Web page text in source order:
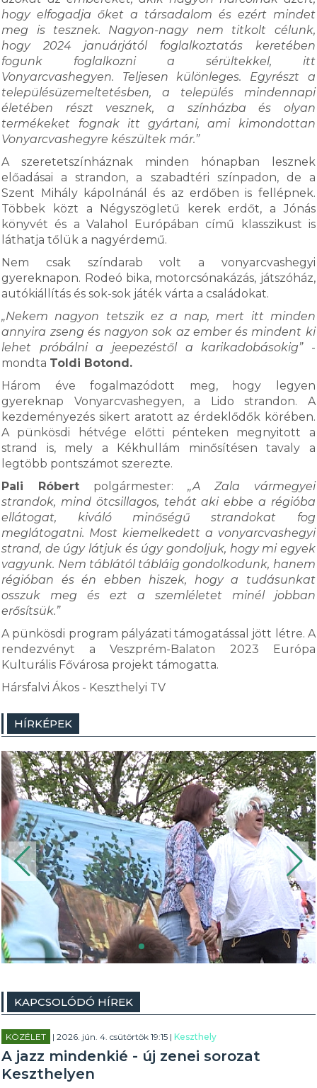
hogy elfogadja őket a társadalom és ezért mindet
meg is tesznek. Nagyon-nagy nem titkolt célunk,
hogy 2024 januárjától foglalkoztatás keretében
fogunk foglalkozni a sérültekkel, itt
Vonyarcvashegyen. Teljesen különleges. Egyrészt a
településüzemeltetésben, a település mindennapi
életében részt vesznek, a színházba és olyan
termékeket fognak itt gyártani, ami kimondottan
Vonyarcvashegyre készültek már.”
A szeretetszínháznak minden hónapban lesznek
előadásai a strandon, a szabadtéri színpadon, de a
Szent Mihály kápolnánál és az erdőben is fellépnek.
Többek közt a Négyszögletű kerek erdőt, a Jónás
könyvét és a Valahol Európában című klasszikust is
láthatja tőlük a nagyérdemű.
Nem csak színdarab volt a vonyarcvashegyi
gyereknapon. Rodeó bika, motorcsónakázás, játszóház,
autókiállítás és sok-sok játék várta a családokat.
„Nekem nagyon tetszik ez a nap, mert itt minden
annyira zseng és nagyon sok az ember és mindent ki
lehet próbálni a jeepezéstől a karikadobásokig”-
mondta Toldi Botond.
Három éve fogalmazódott meg, hogy legyen
gyereknap Vonyarcvashegyen, a Lido strandon. A
kezdeményezés sikert aratott az érdeklődők körében.
A pünkösdi hétvége előtti pénteken megnyitott a
strand is, mely a Kékhullám minősítésen tavaly a
legtöbb pontszámot szerezte.
Pali Róbert polgármester: „A Zala vármegyei
strandok, mind ötcsillagos, tehát aki ebbe a régióba
ellátogat, kiváló minőségű strandokat fog
meglátogatni. Most kiemelkedett a vonyarcvashegyi
strand, de úgy látjuk és úgy gondoljuk, hogy mi egyek
vagyunk. Nem táblától tábláig gondolkodunk, hanem
régióban és én ebben hiszek, hogy a tudásunkat
osszuk meg és ezt a szemléletet minél jobban
erősítsük.”
A pünkösdi program pályázati támogatással jött létre. A
rendezvényt a Veszprém-Balaton 2023 Európa
Kulturális Fővárosa projekt támogatta.
Hársfalvi Ákos - Keszthelyi TV
HÍRKÉPEK
KAPCSOLÓDÓ HÍREK
KÖZÉLET | 2026. jún. 4. csütörtök 19:15 |Keszthely
A jazz mindenkié - új zenei sorozat
Keszthelyen